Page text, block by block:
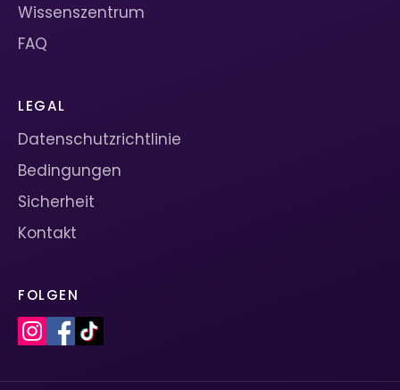
Wissenszentrum
FAQ
LEGAL
Datenschutzrichtlinie
Bedingungen
Sicherheit
Kontakt
FOLGEN